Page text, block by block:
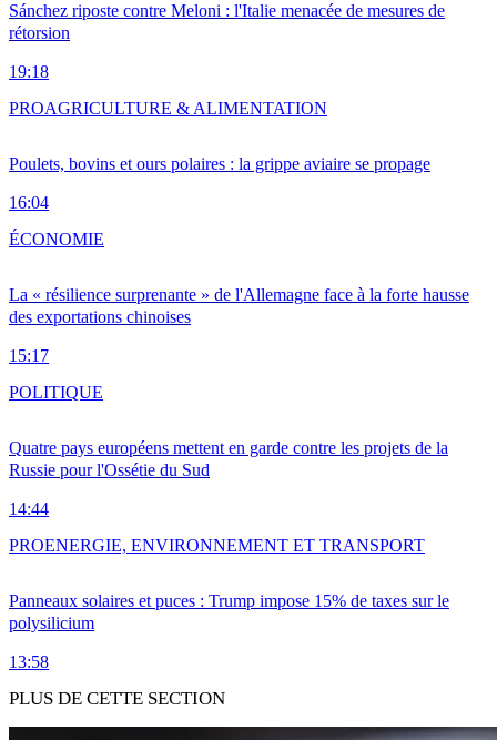
Sánchez riposte contre Meloni : l'Italie menacée de mesures de
rétorsion
19:18
Poulets, bovins et ours polaires : la grippe aviaire se propage
16:04
PROAGRICULTURE & ALIMENTATION
La « résilience surprenante » de l'Allemagne face à la forte hausse
des exportations chinoises
15:17
ÉCONOMIE
Quatre pays européens mettent en garde contre les projets de la
Russie pour l'Ossétie du Sud
14:44
POLITIQUE
Panneaux solaires et puces : Trump impose 15% de taxes sur le
polysilicium
13:58
PROENERGIE, ENVIRONNEMENT ET TRANSPORT
PLUS DE CETTE SECTION